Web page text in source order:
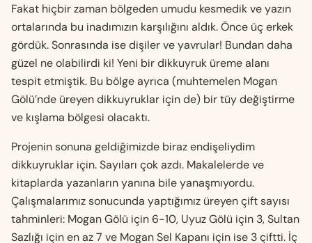
Fakat hiçbir zaman bölgeden umudu kesmedik ve yazın
ortalarında bu inadımızın karşılı­ğını aldık. Önce üç erkek
gördük. Sonrasında ise di­şiler ve yavrular! Bundan daha
güzel ne olabilirdi ki! Yeni bir dikkuyruk üreme alanı
tespit etmiştik. Bu bölge ayrıca (muhtemelen Mogan
Gölü’nde üreyen dikkuyruklar için de) bir tüy değiştirme
ve kışlama bölgesi olacaktı.
Projenin sonuna geldiğimizde biraz endişeliydim
dikkuyruklar için. Sayıları çok azdı. Makalelerde ve
kitaplarda yazanların yanına bile yanaşmıyor­du.
Çalışmalarımız sonucunda yaptığımız üreyen çift sayısı
tahminleri: Mogan Gölü için 6-10, Uyuz Gölü için 3, Sultan
Sazlığı için en az 7 ve Mogan Sel Kapanı için ise 3 çiftti. İç